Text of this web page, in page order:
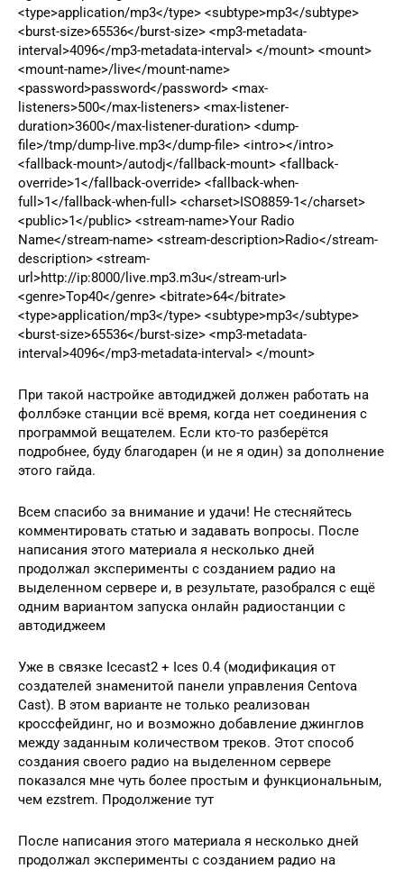
<type>application/mp3</type> <subtype>mp3</subtype>
<burst-size>65536</burst-size> <mp3-metadata-
interval>4096</mp3-metadata-interval> </mount> <mount>
<mount-name>/live</mount-name>
<password>password</password> <max-
listeners>500</max-listeners> <max-listener-
duration>3600</max-listener-duration> <dump-
file>/tmp/dump-live.mp3</dump-file> <intro></intro>
<fallback-mount>/autodj</fallback-mount> <fallback-
override>1</fallback-override> <fallback-when-
full>1</fallback-when-full> <charset>ISO8859-1</charset>
<public>1</public> <stream-name>Your Radio
Name</stream-name> <stream-description>Radio</stream-
description> <stream-
url>http://ip:8000/live.mp3.m3u</stream-url>
<genre>Top40</genre> <bitrate>64</bitrate>
<type>application/mp3</type> <subtype>mp3</subtype>
<burst-size>65536</burst-size> <mp3-metadata-
interval>4096</mp3-metadata-interval> </mount>
При такой настройке автодиджей должен работать на
фоллбэке станции всё время, когда нет соединения с
программой вещателем. Если кто-то разберётся
подробнее, буду благодарен (и не я один) за дополнение
этого гайда.
Всем спасибо за внимание и удачи! Не стесняйтесь
комментировать статью и задавать вопросы. После
написания этого материала я несколько дней
продолжал эксперименты с созданием радио на
выделенном сервере и, в результате, разобрался с ещё
одним вариантом запуска онлайн радиостанции с
автодиджеем
Уже в связке Icecast2 + Ices 0.4 (модификация от
создателей знаменитой панели управления Centova
Cast). В этом варианте не только реализован
кроссфейдинг, но и возможно добавление джинглов
между заданным количеством треков. Этот способ
создания своего радио на выделенном сервере
показался мне чуть более простым и функциональным,
чем ezstrem. Продолжение тут
После написания этого материала я несколько дней
продолжал эксперименты с созданием радио на